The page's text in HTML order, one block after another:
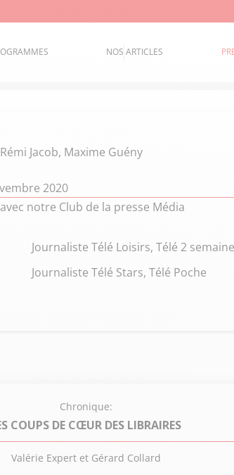
NOS ARTICLES
Jacob, Maxime Guény
2020
notre Club de la presse Média
Journaliste Télé Loisirs, Télé 2
Journaliste Télé Stars, Télé Poche
Chronique:
COUPS DE CŒUR DES LIBRAIRES
Valérie Expert et Gérard Collard